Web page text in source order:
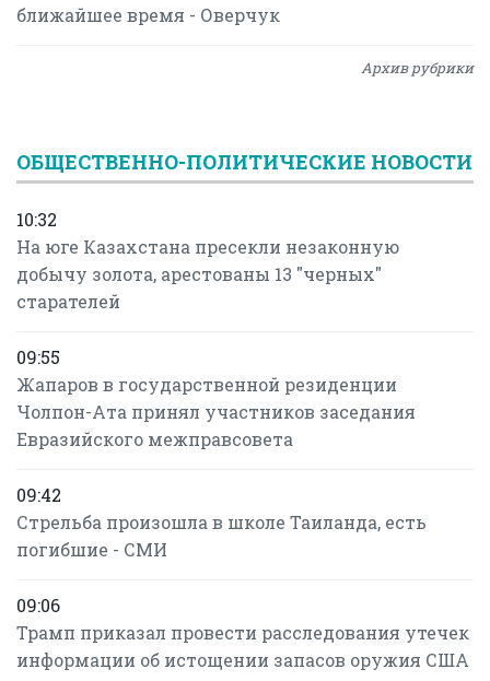
ближайшее время - Оверчук
Архив рубрики
ОБЩЕСТВЕННО-ПОЛИТИЧЕСКИЕ НОВОСТИ
10:32
На юге Казахстана пресекли незаконную
добычу золота, арестованы 13 "черных"
старателей
09:55
Жапаров в государственной резиденции
Чолпон-Ата принял участников заседания
Евразийского межправсовета
09:42
Стрельба произошла в школе Таиланда, есть
погибшие - СМИ
09:06
Трамп приказал провести расследования утечек
информации об истощении запасов оружия США